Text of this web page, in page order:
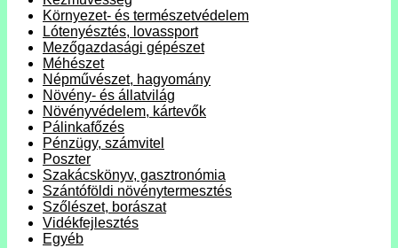
Környezet- és természetvédelem
Lótenyésztés, lovassport
Mezőgazdasági gépészet
Méhészet
Népművészet, hagyomány
Növény- és állatvilág
Növényvédelem, kártevők
Pálinkafőzés
Pénzügy, számvitel
Poszter
Szakácskönyv, gasztronómia
Szántóföldi növénytermesztés
Szőlészet, borászat
Vidékfejlesztés
Egyéb